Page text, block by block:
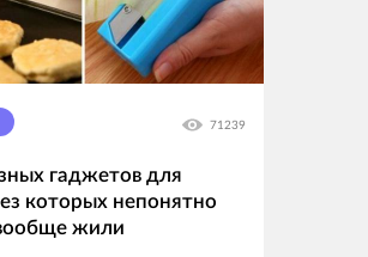
71239
гаджетов для
которых непонятно
жили